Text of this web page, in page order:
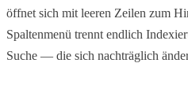
öffnet sich mit leeren Zeilen zum
Spaltenmenü trennt endlich
Suche — die sich nachträglich